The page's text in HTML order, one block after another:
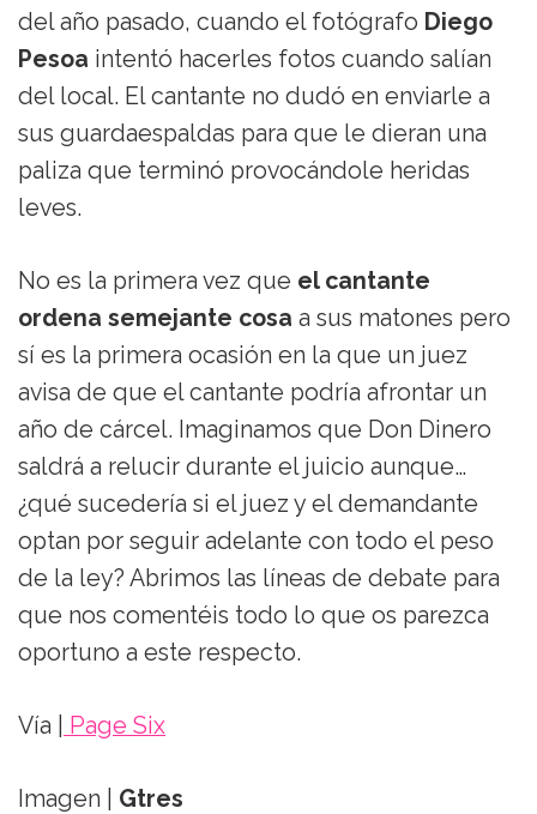
del año pasado, cuando el fotógrafo Diego
Pesoa intentó hacerles fotos cuando salían
del local. El cantante no dudó en enviarle a
sus guardaespaldas para que le dieran una
paliza que terminó provocándole heridas
leves.
No es la primera vez que el cantante
ordena semejante cosa a sus matones pero
sí es la primera ocasión en la que un juez
avisa de que el cantante podría afrontar un
año de cárcel. Imaginamos que Don Dinero
saldrá a relucir durante el juicio aunque…
¿qué sucedería si el juez y el demandante
optan por seguir adelante con todo el peso
de la ley? Abrimos las líneas de debate para
que nos comentéis todo lo que os parezca
oportuno a este respecto.
Vía | Page Six
Imagen | Gtres